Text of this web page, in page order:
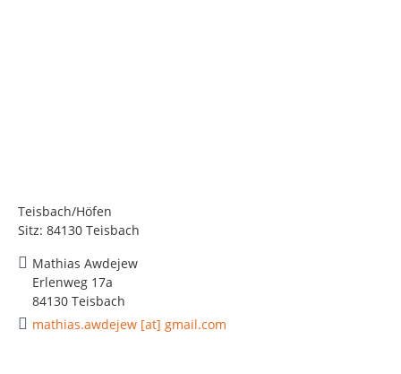
Teisbach/Höfen
Sitz: 84130 Teisbach
Mathias Awdejew
Erlenweg 17a
84130 Teisbach
mathias.awdejew [at] gmail.com